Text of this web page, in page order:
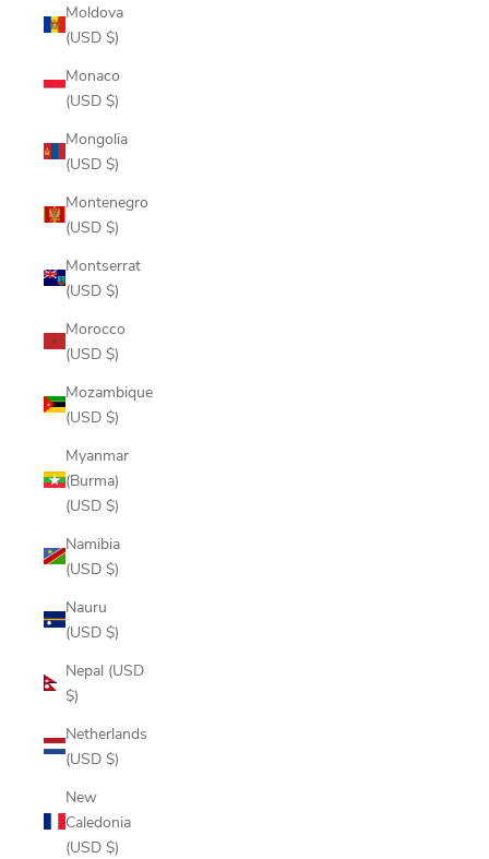
Moldova
(USD $)
Monaco
(USD $)
Mongolia
(USD $)
Montenegro
(USD $)
Montserrat
(USD $)
Morocco
(USD $)
Mozambique
(USD $)
Myanmar
(Burma)
(USD $)
Namibia
(USD $)
Nauru
(USD $)
Nepal (USD
$)
Netherlands
(USD $)
New
Caledonia
(USD $)